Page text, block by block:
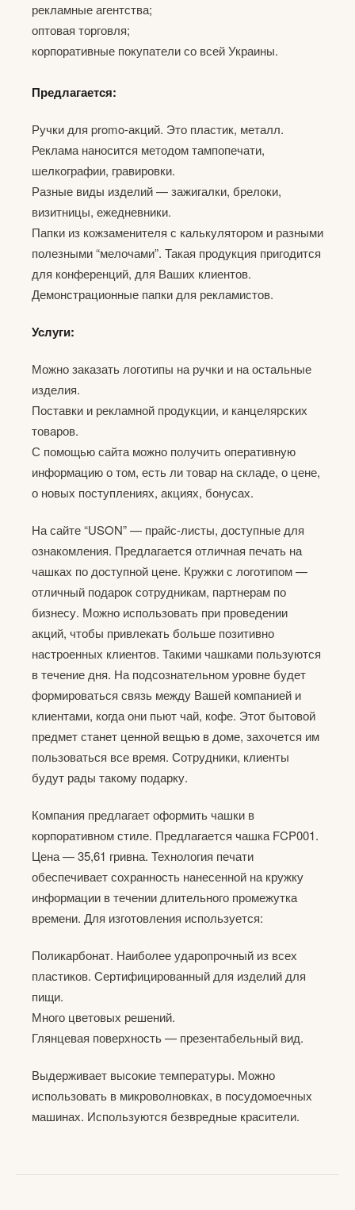
рекламные агентства;
оптовая торговля;
корпоративные покупатели со всей Украины.
Предлагается:
Ручки для promo-акций. Это пластик, металл.
Реклама наносится методом тампопечати,
шелкографии, гравировки.
Разные виды изделий — зажигалки, брелоки,
визитницы, ежедневники.
Папки из кожзаменителя с калькулятором и разными
полезными “мелочами”. Такая продукция пригодится
для конференций, для Ваших клиентов.
Демонстрационные папки для рекламистов.
Услуги:
Можно заказать логотипы на ручки и на остальные
изделия.
Поставки и рекламной продукции, и канцелярских
товаров.
С помощью сайта можно получить оперативную
информацию о том, есть ли товар на складе, о цене,
о новых поступлениях, акциях, бонусах.
На сайте “USON” — прайс-листы, доступные для
ознакомления. Предлагается отличная печать на
чашках по доступной цене. Кружки с логотипом —
отличный подарок сотрудникам, партнерам по
бизнесу. Можно использовать при проведении
акций, чтобы привлекать больше позитивно
настроенных клиентов. Такими чашками пользуются
в течение дня. На подсознательном уровне будет
формироваться связь между Вашей компанией и
клиентами, когда они пьют чай, кофе. Этот бытовой
предмет станет ценной вещью в доме, захочется им
пользоваться все время. Сотрудники, клиенты
будут рады такому подарку.
Компания предлагает оформить чашки в
корпоративном стиле. Предлагается чашка FCP001.
Цена — 35,61 гривна. Технология печати
обеспечивает сохранность нанесенной на кружку
информации в течении длительного промежутка
времени. Для изготовления используется:
Поликарбонат. Наиболее ударопрочный из всех
пластиков. Сертифицированный для изделий для
пищи.
Много цветовых решений.
Глянцевая поверхность — презентабельный вид.
Выдерживает высокие температуры. Можно
использовать в микроволновках, в посудомоечных
машинах. Используются безвредные красители.